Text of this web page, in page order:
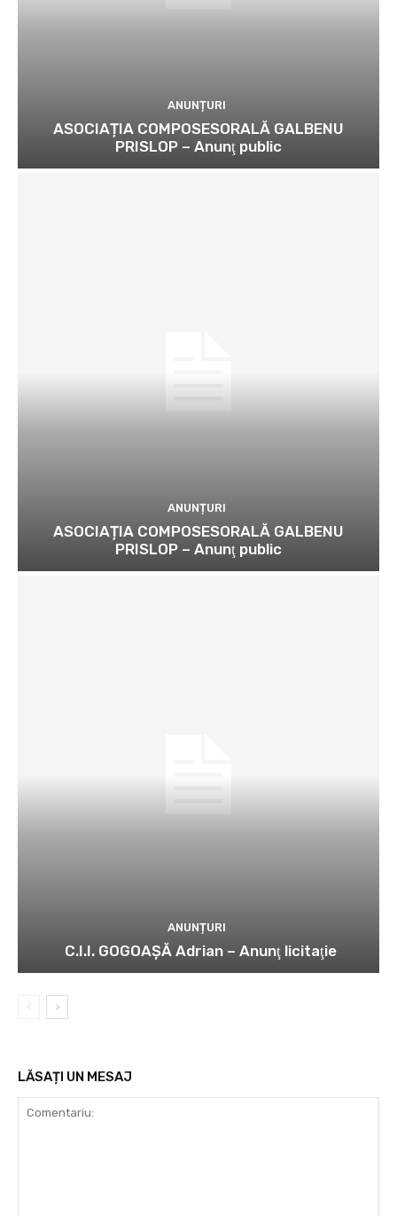
ANUNȚURI
ASOCIAȚIA COMPOSESORALĂ GALBENU
PRISLOP – Anunţ public
ANUNȚURI
ASOCIAȚIA COMPOSESORALĂ GALBENU
PRISLOP – Anunţ public
ANUNȚURI
C.I.I. GOGOAŞĂ Adrian – Anunţ licitaţie
LĂSAȚI UN MESAJ